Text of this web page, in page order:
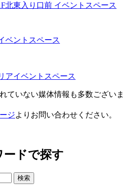
北東入り口前 イベントスペース
ベントスペース
アイベントスペース
ていない媒体情報も多数ございま
ジよりお問い合わせください。
ードで探す